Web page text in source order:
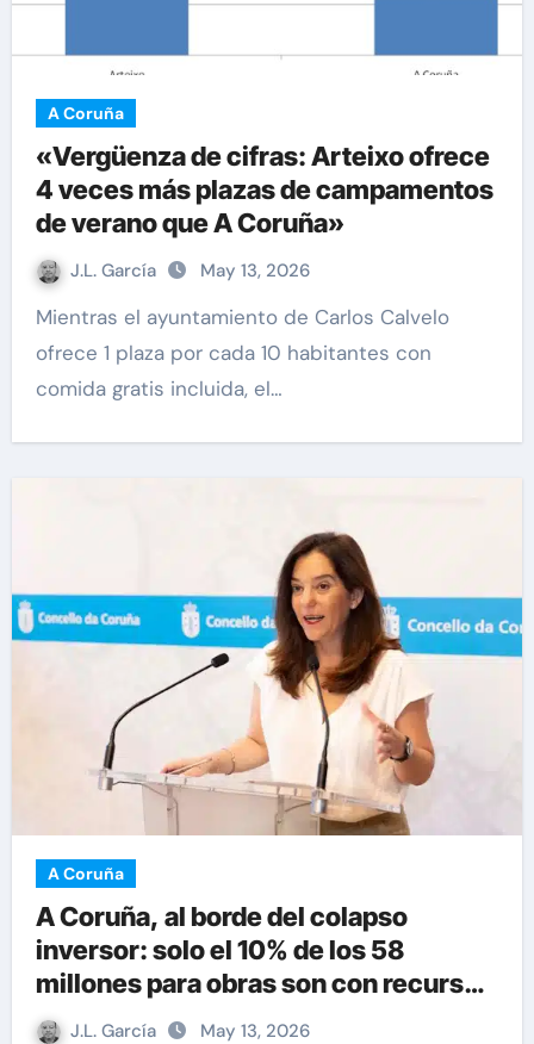
A Coruña
«Vergüenza de cifras: Arteixo ofrece
4 veces más plazas de campamentos
de verano que A Coruña»
J.L. García May 13, 2026
Mientras el ayuntamiento de Carlos Calvelo
ofrece 1 plaza por cada 10 habitantes con
comida gratis incluida, el…
A Coruña
A Coruña, al borde del colapso
inversor: solo el 10% de los 58
millones para obras son con recursos
propios
J.L. García May 13, 2026